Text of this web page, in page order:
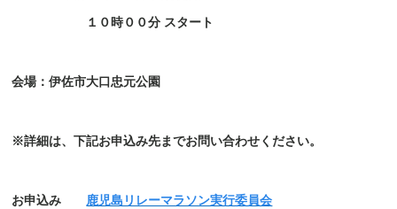
１０時００分 スタート
会場：伊佐市大口忠元公園
※詳細は、下記お申込み先までお問い合わせください。
お申込み 鹿児島リレーマラソン実行委員会